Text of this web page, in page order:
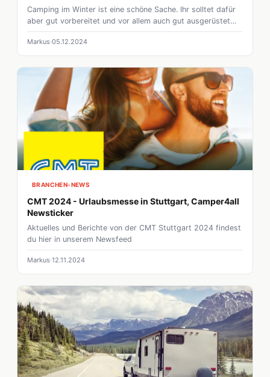
Camping im Winter ist eine schöne Sache. Ihr solltet dafür
aber gut vorbereitet und vor allem auch gut ausgerüstet
sein. Was es für nützliche Tools gibt, zeigen wir euch in
diesem Beitrag.
Markus 05.12.2024
BRANCHEN-NEWS
CMT 2024 - Urlaubsmesse in Stuttgart, Camper4all
Newsticker
Aktuelles und Berichte von der CMT Stuttgart 2024 findest
du hier in unserem Newsfeed
Markus 12.11.2024